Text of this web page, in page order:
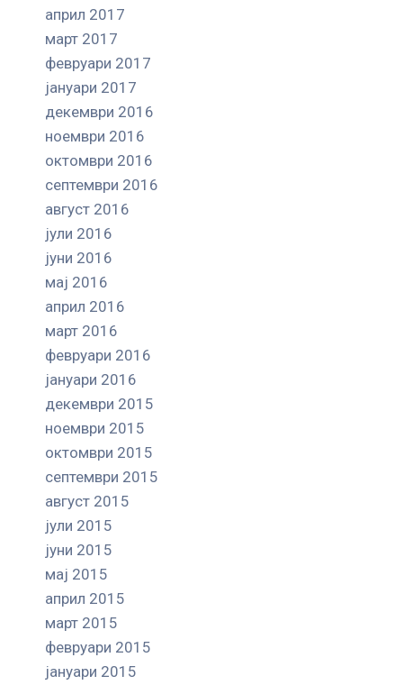
април 2017
март 2017
февруари 2017
јануари 2017
декември 2016
ноември 2016
октомври 2016
септември 2016
август 2016
јули 2016
јуни 2016
мај 2016
април 2016
март 2016
февруари 2016
јануари 2016
декември 2015
ноември 2015
октомври 2015
септември 2015
август 2015
јули 2015
јуни 2015
мај 2015
април 2015
март 2015
февруари 2015
јануари 2015